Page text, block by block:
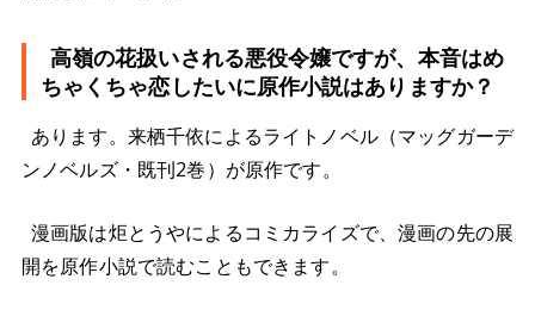
高嶺の花扱いされる悪役令嬢ですが、本音はめ
ちゃくちゃ恋したいに原作小説はありますか？
あります。来栖千依によるライトノベル（マッグガーデ
ンノベルズ・既刊2巻）が原作です。
漫画版は炬とうやによるコミカライズで、漫画の先の展
開を原作小説で読むこともできます。